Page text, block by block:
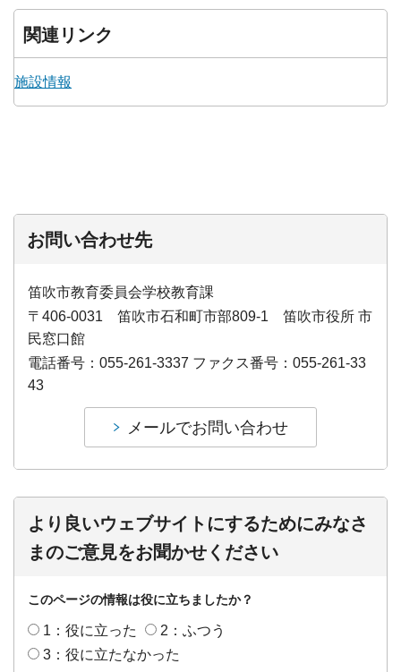
関連リンク
施設情報
お問い合わせ先
笛吹市教育委員会学校教育課
〒406-0031 笛吹市石和町市部809-1 笛吹市役所 市
民窓口館
電話番号：055-261-3337 ファクス番号：055-261-33
43
より良いウェブサイトにするためにみなさ
まのご意見をお聞かせください
このページの情報は役に立ちましたか？
1：役に立った
2：ふつう
3：役に立たなかった